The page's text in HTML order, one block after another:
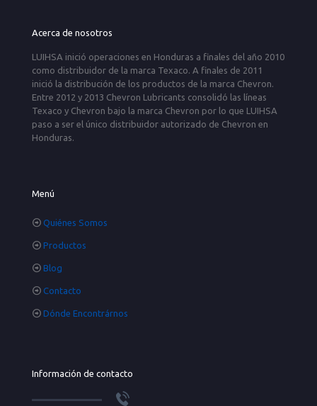
Acerca de nosotros
LUIHSA inició operaciones en Honduras a finales del año 2010
como distribuidor de la marca Texaco. A finales de 2011
inició la distribución de los productos de la marca Chevron.
Entre 2012 y 2013 Chevron Lubricants consolidó las líneas
Texaco y Chevron bajo la marca Chevron por lo que LUIHSA
paso a ser el único distribuidor autorizado de Chevron en
Honduras.
Menú
Quiénes Somos
Productos
Blog
Contacto
Dónde Encontrárnos
Información de contacto